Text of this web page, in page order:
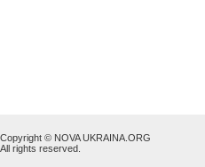
Copyright © NOVA UKRAINA.ORG
All rights reserved.